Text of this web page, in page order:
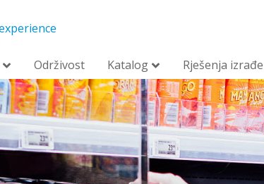
Održivost Katalog Rješenja